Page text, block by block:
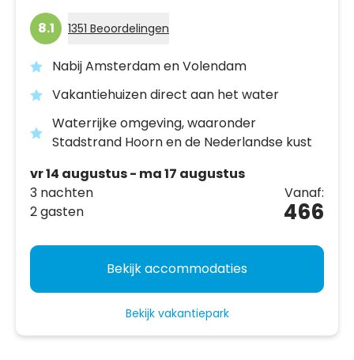
8.1 1351 Beoordelingen
Nabij Amsterdam en Volendam
Vakantiehuizen direct aan het water
Waterrijke omgeving, waaronder
Stadstrand Hoorn en de Nederlandse kust
vr 14 augustus - ma 17 augustus
3 nachten
2 gasten
Vanaf:
466
Bekijk accommodaties
Bekijk vakantiepark